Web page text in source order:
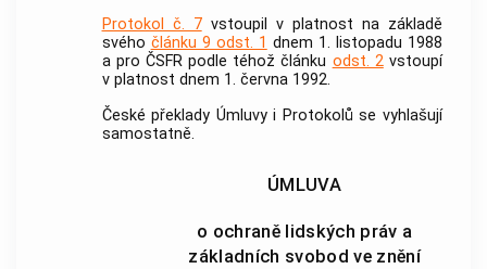
Protokol č. 7vstoupil v platnost na základě
svého článku 9 odst. 1 dnem 1. listopadu 1988
a pro ČSFR podle téhož článku odst. 2vstoupí
v platnost dnem 1. června 1992.
České překlady Úmluvy i Protokolů se vyhlašují
samostatně.
ÚMLUVA
o ochraně lidských práv a
základních svobod ve znění